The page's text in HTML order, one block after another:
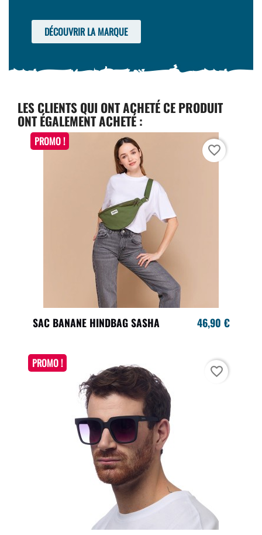
DÉCOUVRIR LA MARQUE
LES CLIENTS QUI ONT ACHETÉ CE PRODUIT
ONT ÉGALEMENT ACHETÉ :
SAC BANANE HINDBAG SASHA 46,90 €
PROMO !
favorite_border
PROMO !
favorite_border